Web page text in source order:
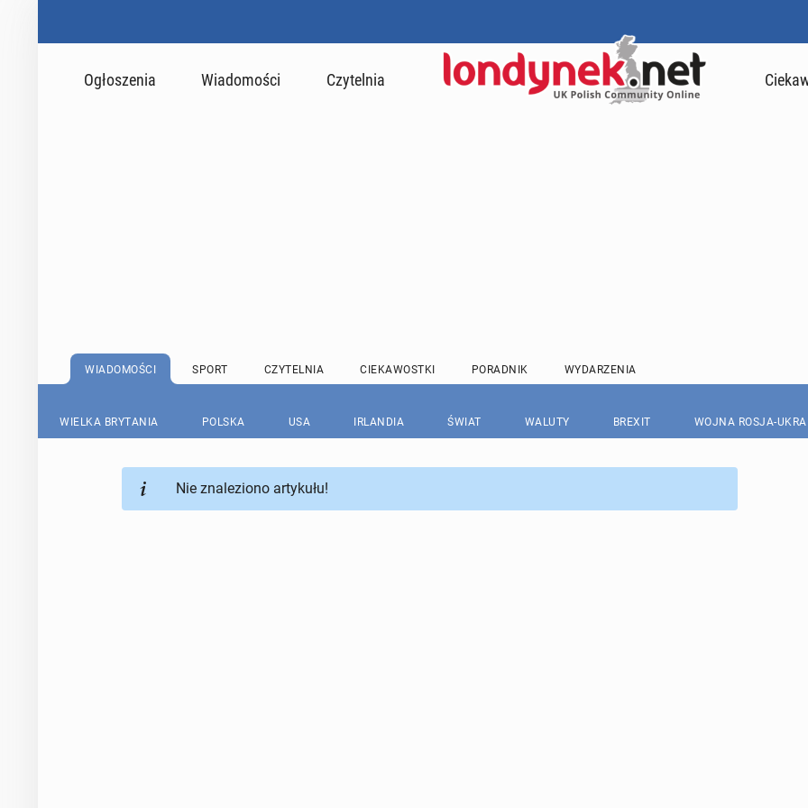
Ogłoszenia Wiadomości Czytelnia
WIADOMOŚCI SPORT CZYTELNIA CIEKAWOSTKI PORADNIK WYDARZENIA
WIELKA BRYTANIA POLSKA USA IRLANDIA ŚWIAT WALUTY BREXIT WOJNA ROSJA-
Nie znaleziono artykułu!